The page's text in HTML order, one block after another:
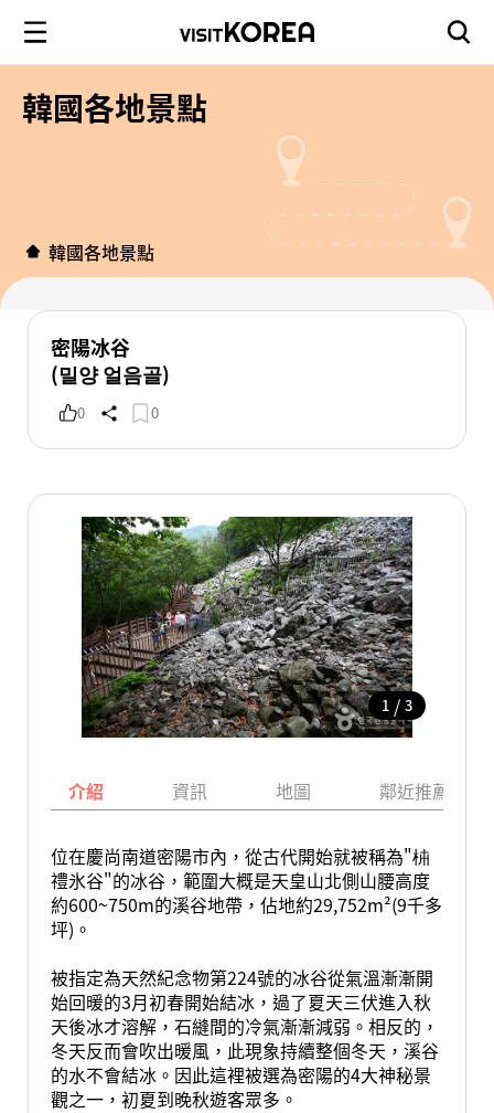
韓國各地景點
韓國各地景點
密陽冰谷
(밀양 얼음골)
0 0
1 / 3
介紹 資訊 地圖 鄰近推薦景點
位在慶尚南道密陽市內，從古代開始就被稱為"枾
禮氷谷"的冰谷，範圍大概是天皇山北側山腰高度
約600~750m的溪谷地帶，佔地約29,752m²(9千多
坪)。
被指定為天然紀念物第224號的冰谷從氣溫漸漸開
始回暖的3月初春開始結冰，過了夏天三伏進入秋
天後冰才溶解，石縫間的冷氣漸漸減弱。相反的，
冬天反而會吹出暖風，此現象持續整個冬天，溪谷
的水不會結冰。因此這裡被選為密陽的4大神秘景
觀之一，初夏到晚秋遊客眾多。